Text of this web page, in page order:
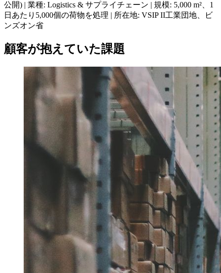
公開) | 業種: Logistics & サプライチェーン | 規模: 5,000 m²、1
日あたり5,000個の荷物を処理 | 所在地: VSIP II工業団地、ビ
ンズオン省
顧客が抱えていた課題